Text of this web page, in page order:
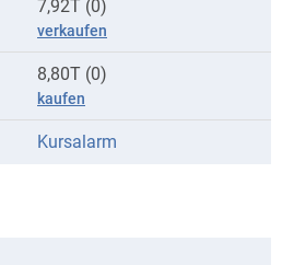
7,92T (0)
verkaufen
8,80T (0)
kaufen
Kursalarm